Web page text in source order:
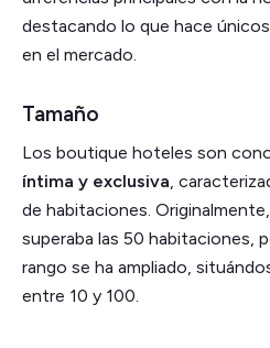
destacando lo que hace
en el mercado.
Tamaño
Los boutique hoteles son
íntima y exclusiva,
de habitaciones.
superaba las 50 habitaciones,
rango se ha ampliado,
entre 10 y 100.